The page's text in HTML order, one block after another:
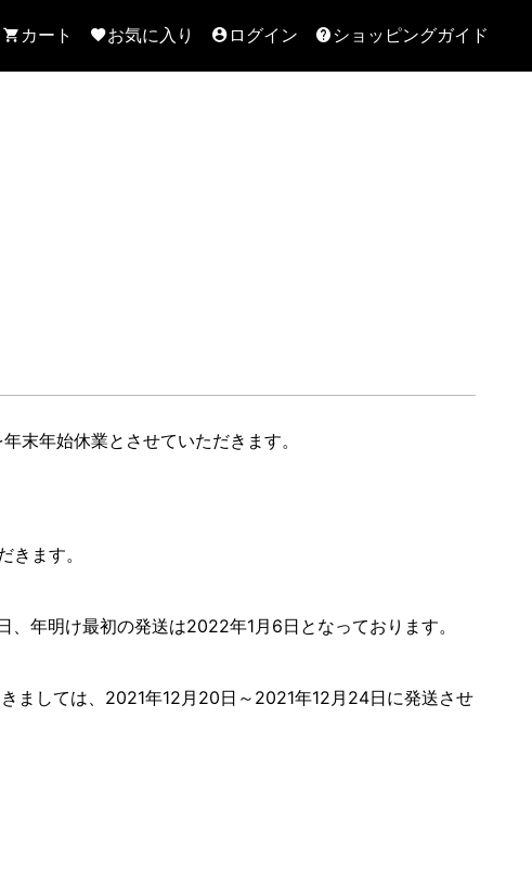
カート お気に入り ログイン ショッピングガイド
末年始休業とさせていただきます。
ます。
年明け最初の発送は2022年1月6日となっております。
ましては、2021年12月20日～2021年12月24日に発送させ